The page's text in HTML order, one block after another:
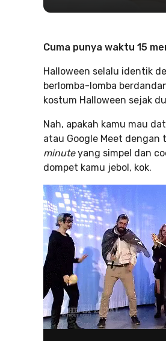
Cuma punya waktu 15
Halloween selalu identik
berlomba-lomba
kostum Halloween sejak
Nah, apakah kamu mau
atau Google Meet dengan
minuteyang simpel dan
dompet kamu jebol, kok.